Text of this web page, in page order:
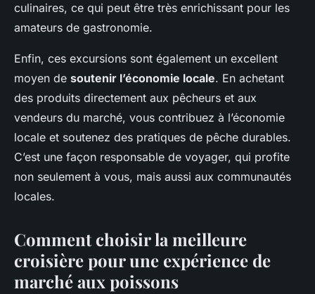
culinaires, ce qui peut être très enrichissant pour les
amateurs de gastronomie.
Enfin, ces excursions sont également un excellent
moyen de soutenir l’économie locale. En achetant
des produits directement aux pêcheurs et aux
vendeurs du marché, vous contribuez à l’économie
locale et soutenez des pratiques de pêche durables.
C’est une façon responsable de voyager, qui profite
non seulement à vous, mais aussi aux communautés
locales.
Comment choisir la meilleure
croisière pour une expérience de
marché aux poissons